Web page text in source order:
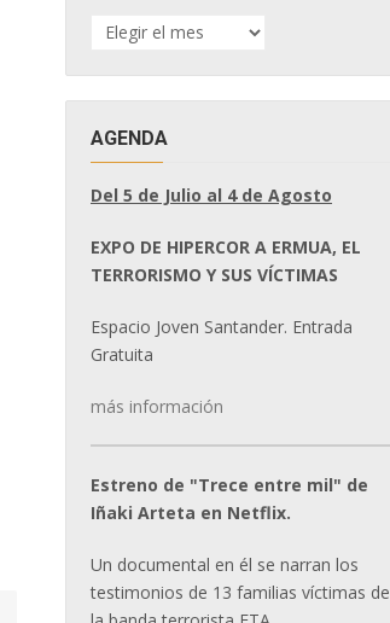
HISTÓRICO
DE
AGENDA
Del 5 de Julio al 4 de Agosto
EXPO DE HIPERCOR A ERMUA, EL
TERRORISMO Y SUS VÍCTIMAS
Espacio Joven Santander. Entrada
Gratuita
más información
Estreno de "Trece entre mil" de
Iñaki Arteta en Netflix.
Un documental en él se narran los
testimonios de 13 familias víctimas de